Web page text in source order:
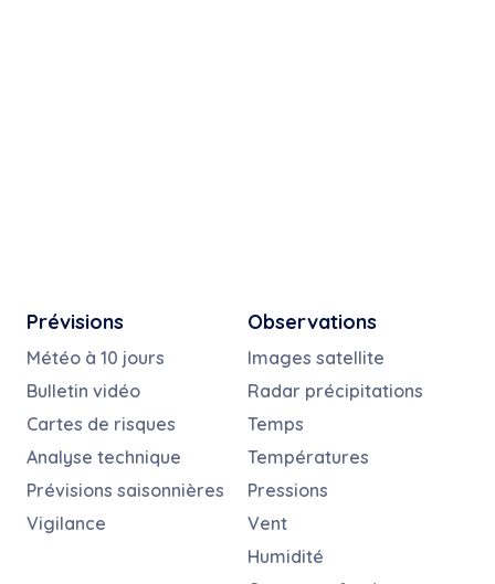
Prévisions
Météo à 10 jours
Bulletin vidéo
Cartes de risques
Analyse technique
Prévisions saisonnières
Vigilance
Observations
Images satellite
Radar précipitations
Temps
Températures
Pressions
Vent
Humidité